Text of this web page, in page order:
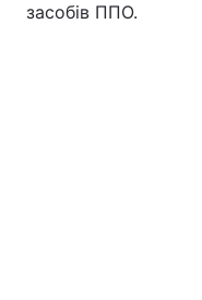
засобів ППО.